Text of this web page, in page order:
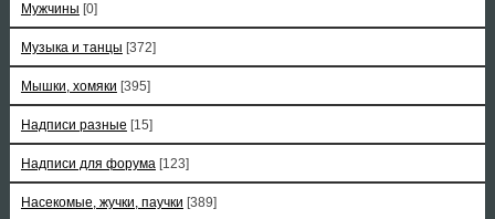
Мужчины [0]
Музыка и танцы [372]
Мышки, хомяки [395]
Надписи разные [15]
Надписи для форума [123]
Насекомые, жучки, паучки [389]